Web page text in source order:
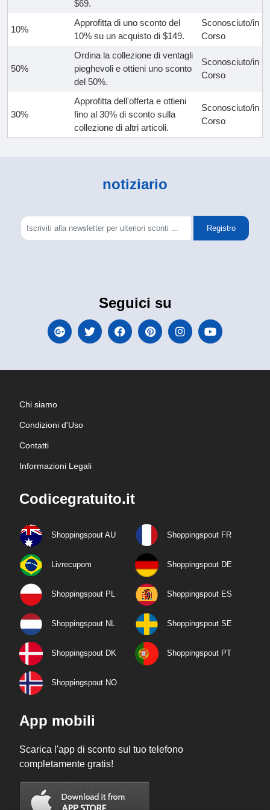
$69.
10%
Approfitta di uno sconto del
10% su un acquisto di $149.
Sconosciuto/in
Corso
50%
Ordina la collezione di ventagli
pieghevoli e ottieni uno sconto
del 50%.
Sconosciuto/in
Corso
30%
Approfitta dell'offerta e ottieni
fino al 30% di sconto sulla
collezione di altri articoli.
Sconosciuto/in
Corso
notiziario
Registro
Seguici su
Chi siamo
Condizioni d'Uso
Contatti
Informazioni Legali
Codicegratuito.it
Shoppingspout AU Shoppingspout FR
Livrecupom Shoppingspout DE
Shoppingspout PL Shoppingspout ES
Shoppingspout NL Shoppingspout SE
Shoppingspout DK Shoppingspout PT
Shoppingspout NO
App mobili
Scarica l'app di sconto sul tuo telefono
completamente gratis!